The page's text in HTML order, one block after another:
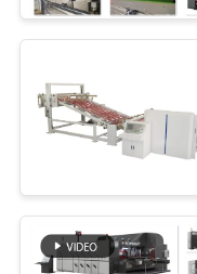
ΕΜΕΊΣ
ΓΎΡΟΣ
ΠΟΙΟΤΙΚΌΣ
ΈΛΕΓΧΟΣ